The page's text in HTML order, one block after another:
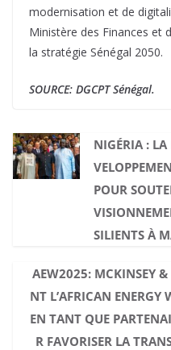
modernisation et de
Ministère des Finances et
la stratégie Sénégal 2050.
SOURCE: DGCPT Sénégal.
NIGÉRIA : LA
POUR
SILIENTS À
AEW2025: MCKINSEY &
NT L’AFRICAN ENERGY
EN TANT QUE
R FAVORISER LA